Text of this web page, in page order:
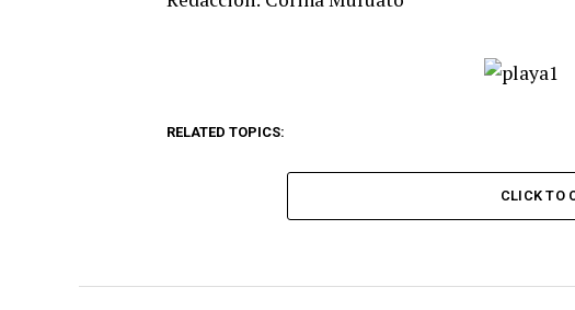
RELATED TOPICS:
CLICK TO